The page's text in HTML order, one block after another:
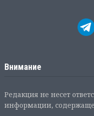
Внимание
Редакция не несет
информации,